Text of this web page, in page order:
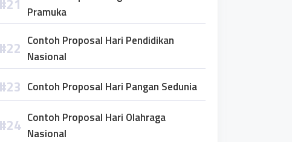
Pramuka
Contoh Proposal Hari Pendidikan
Nasional
Contoh Proposal Hari Pangan Sedunia
Contoh Proposal Hari Olahraga
Nasional